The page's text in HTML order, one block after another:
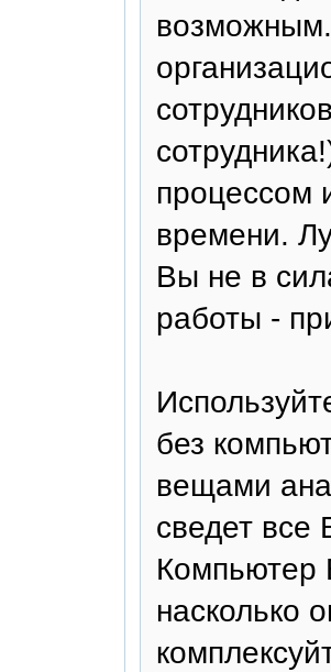
процессом
времени.
Вы не в
работы -
без
вещами
сведет все
Компьютер
насколько